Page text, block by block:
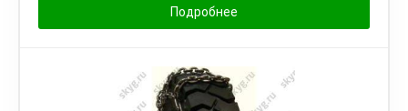
Подробнее